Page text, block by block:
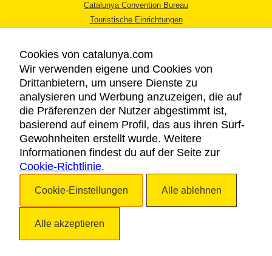
Catalunya Convention Bureau
Touristische Einrichtungen
RECHTLICHER HINWEIS
DATENSCHUTZICHTLINIE
COOKIES
BARRIEREFREIHEIT
Cookies von catalunya.com
Wir verwenden eigene und Cookies von
Drittanbietern, um unsere Dienste zu
analysieren und Werbung anzuzeigen, die auf
die Präferenzen der Nutzer abgestimmt ist,
basierend auf einem Profil, das aus ihren Surf-
Gewohnheiten erstellt wurde. Weitere
Informationen findest du auf der Seite zur
Cookie-Richtlinie.
Cookie-Einstellungen Alle ablehnen
Alle akzeptieren